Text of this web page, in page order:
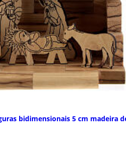
bidimensionais 5 cm madeira